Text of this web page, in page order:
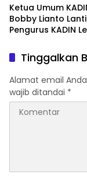
Ketua Umum
Bobby Lianto
Pengurus KADIN
Tinggalkan
Alamat email
wajib ditandai *